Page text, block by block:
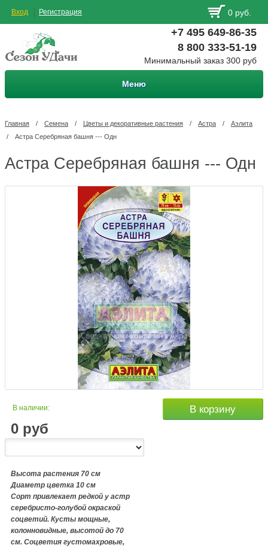
Вход Регистрация 0 руб.
+7 495 649-86-35
8 800 333-51-19
Минимальный заказ 300 руб
Меню
Главная / Семена / Цветы и декоративные растения / Астра /
Аэлита
/
Астра Серебряная башня --- Одн
Астра Серебряная башня --- Одн
В наличии:
0 руб
Высота растения 70 см
Диаметр цветка 10 см
Сорт привлекает редкой у астр
серебристо-голубой окраской
соцветий. Кусты мощные,
колонновидные, высотой до 70
см. Соцветия густомахровые,
В корзину